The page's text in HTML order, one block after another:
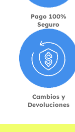
Pago 100%
Seguro
Cambios y
Devoluciones